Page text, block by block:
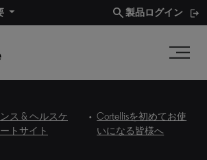
search製品ログイン
ス & ヘルスケ
トサイト
•Cortellisを初めてお使
いになる皆様へ